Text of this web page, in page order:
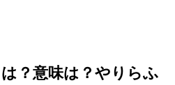
？意味は？やりらふ